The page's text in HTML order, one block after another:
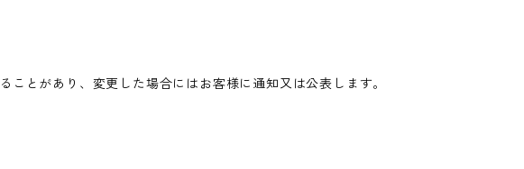
とがあり、変更した場合にはお客様に通知又は公表します。